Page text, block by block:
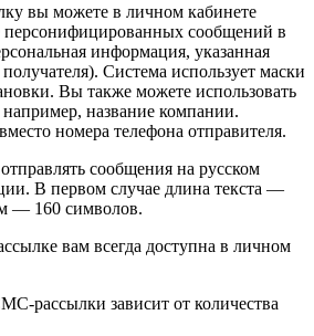
вы можете в личном кабинете
персонифицированных сообщений в
информация, указанная
Система использует маски
Вы также можете использовать
название компании.
номера телефона отправителя.
сообщения на русском
В первом случае длина текста —
— 160 символов.
вам всегда доступна в личном
рассылки зависит от количества